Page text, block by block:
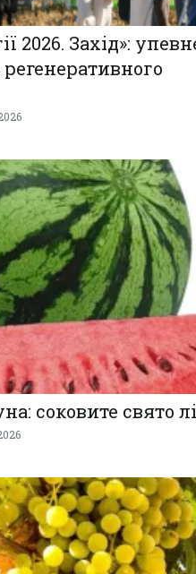
2026. Захід»:
соковите свято